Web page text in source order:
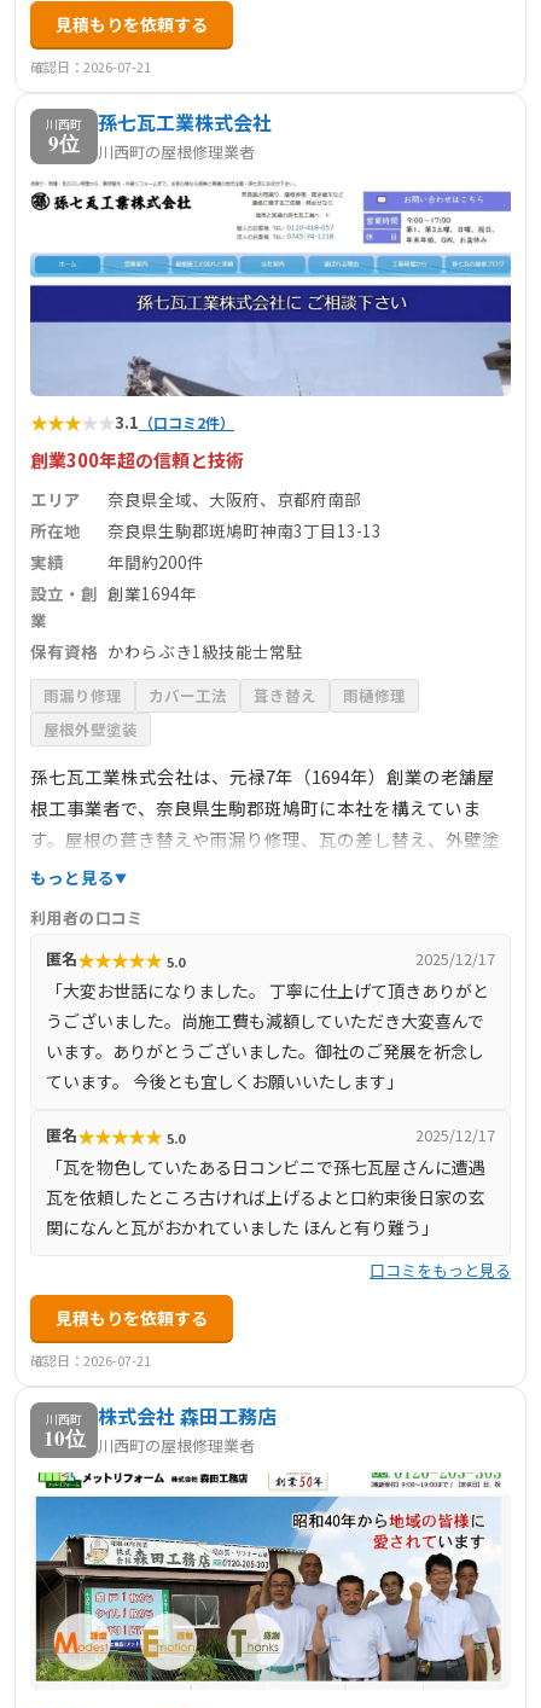
しており、高い技術力と豊富な経験を活かした施工が強み
です。また、日本伝統瓦保存会の会員として、伝統的な瓦
工事にも対応しています。お客様の予算や要望に応じた最
適な提案を行い、安心・安全な住まいづくりをサポートし
ています。
見積もりを依頼する
確認日：2026-07-21
川西町
9位
孫七瓦工業株式会社
川西町の屋根修理業者
★★★★★3.1 （口コミ2件）
創業300年超の信頼と技術
エリア
奈良県全域、大阪府、京都府南部
所在地
奈良県生駒郡斑鳩町神南3丁目13-13
実績
年間約200件
設立・創
業
創業1694年
保有資格 かわらぶき1級技能士常駐
雨漏り修理 カバー工法 葺き替え
雨樋修理
屋根外壁塗装
孫七瓦工業株式会社は、元禄7年（1694年）創業の老舗屋
根工事業者で、奈良県生駒郡斑鳩町に本社を構えていま
す。屋根の葺き替えや雨漏り修理、瓦の差し替え、外壁塗
装、防水工事、太陽光発電システムの設置など、幅広いサ
士」が常駐し、確かな技術と豊富な経験で高品質な施工を
実現しています。地域密着型のサービスを心掛けており、
地元の顧客からの信頼も厚く、年間約200件の施工実績が
あります。屋根診断は有料（11000円（税込）～）です
が、工事を依頼された場合は診断費用がサービスされま
す。
もっと見る
利用者の口コミ
匿名★★★★★ 5.0 2025/12/17
「大変お世話になりました。 丁寧に仕上げて頂きありがと
うございました。尚施工費も減額していただき大変喜んで
います。ありがとうございました。御社のご発展を祈念し
ています。 今後とも宜しくお願いいたします」
匿名★★★★★ 5.0 2025/12/17
「瓦を物色していたある日コンビニで孫七瓦屋さんに遭遇
瓦を依頼したところ古ければ上げるよと口約束後日家の玄
関になんと瓦がおかれていました ほんと有り難う」
口コミをもっと見る
見積もりを依頼する
確認日：2026-07-21
川西町
10位
株式会社 森田工務店
川西町の屋根修理業者